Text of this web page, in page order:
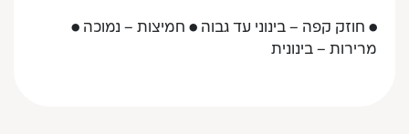
• חוזק קפה – בינוני עד גבוה • חמיצות – נמוכה •
מרירות – בינונית